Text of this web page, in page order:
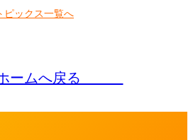
ピックス一覧へ
ムへ戻る